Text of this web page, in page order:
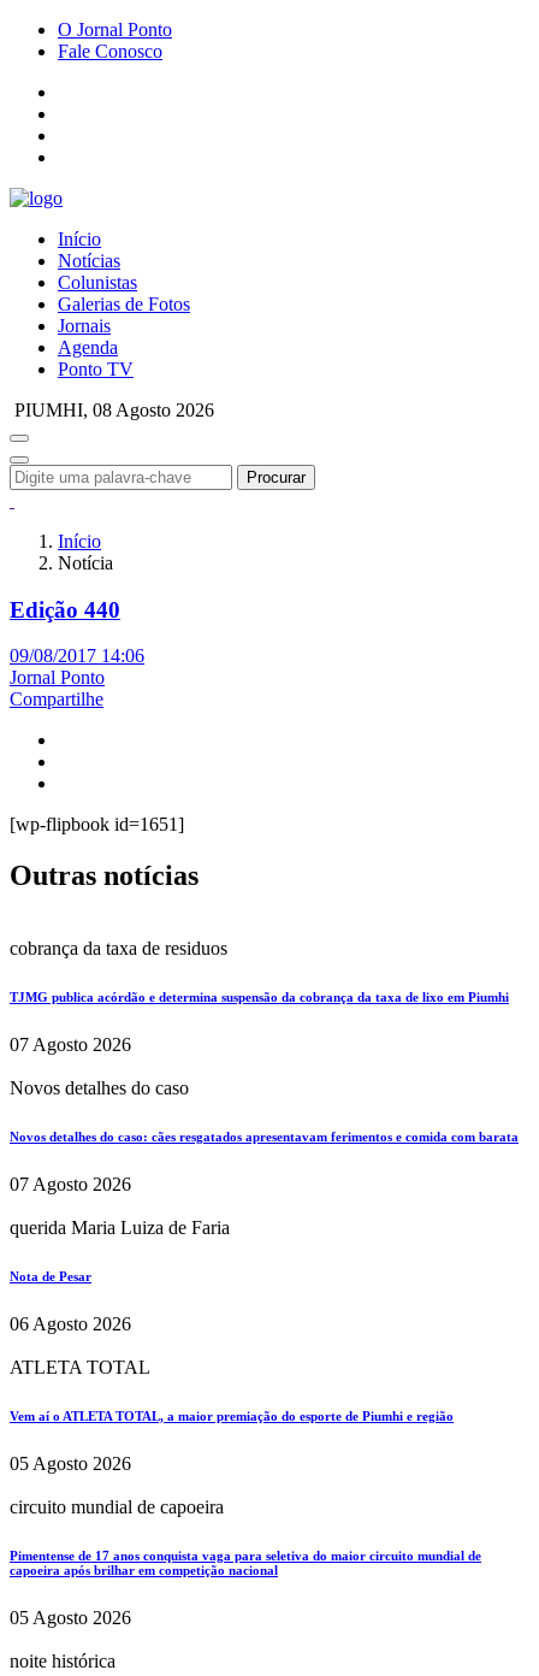
O Jornal Ponto
Fale Conosco
Início
Notícias
Colunistas
Galerias de Fotos
Jornais
Agenda
Ponto TV
PIUMHI, 08 Agosto 2026
Procurar
Início
Notícia
Edição 440
09/08/2017 14:06
Jornal Ponto
Compartilhe
[wp-flipbook id=1651]
Outras notícias
cobrança da taxa de residuos
TJMG publica acórdão e determina suspensão da cobrança da taxa de lixo em Piumhi
07 Agosto 2026
Novos detalhes do caso
Novos detalhes do caso: cães resgatados apresentavam ferimentos e comida com barata
07 Agosto 2026
querida Maria Luiza de Faria
Nota de Pesar
06 Agosto 2026
ATLETA TOTAL
Vem aí o ATLETA TOTAL, a maior premiação do esporte de Piumhi e região
05 Agosto 2026
circuito mundial de capoeira
Pimentense de 17 anos conquista vaga para seletiva do maior circuito mundial de
capoeira após brilhar em competição nacional
05 Agosto 2026
noite histórica